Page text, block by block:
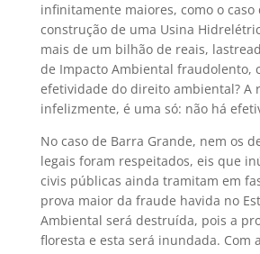
infinitamente maiores, como o caso
construção de uma Usina
mais de um bilhão de reais,
de Impacto Ambiental fraudolento,
efetividade do direito ambiental? A
infelizmente, é uma só: não há
No caso de Barra Grande, nem os
legais foram respeitados, eis que
civis públicas ainda tramitam em
prova maior da fraude havida no
Ambiental será destruída, pois a
floresta e esta será inundada. Com